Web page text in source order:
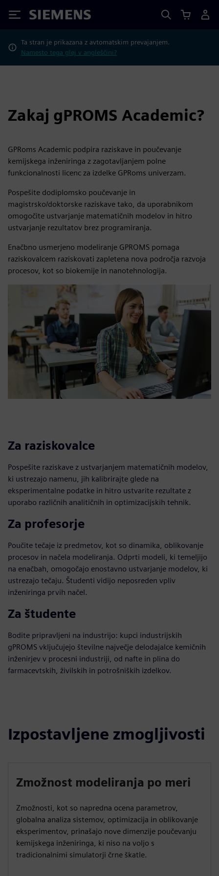
Siemens
Ta stran je prikazana z avtomatskim prevajanjem.
Namesto tega glej v angleščini?
Zakaj gPROMS Academic?
GPRoms Academic podpira raziskave in poučevanje
kemijskega inženiringa z zagotavljanjem polne
funkcionalnosti licenc za izdelke GPRoms univerzam.
Pospešite dodiplomsko poučevanje in
magistrsko/doktorske raziskave tako, da uporabnikom
omogočite ustvarjanje matematičnih modelov in hitro
ustvarjanje rezultatov brez programiranja.
Enačbno usmerjeno modeliranje GPROMS pomaga
raziskovalcem raziskovati zapletena nova področja razvoja
procesov, kot so biokemije in nanotehnologija.
Za raziskovalce
Pospešite raziskave z ustvarjanjem matematičnih modelov,
ki ustrezajo namenu, jih kalibrirajte glede na
eksperimentalne podatke in hitro ustvarite rezultate z
uporabo različnih analitičnih in optimizacijskih tehnik.
Za profesorje
Poučite tečaje iz predmetov, kot so dinamika, oblikovanje
procesov in načela modeliranja. Odprti modeli, ki temeljijo
na enačbah, omogočajo enostavno ustvarjanje modelov, ki
ustrezajo tečaju. Študenti vidijo neposreden vpliv
inženiringa prvih načel.
Za študente
Bodite pripravljeni na industrijo: kupci industrijskih
gPROMS vključujejo številne največje delodajalce kemičnih
inženirjev v procesni industriji, od nafte in plina do
farmacevtskih, živilskih in potrošniških izdelkov.
Izpostavljene zmogljivosti
Zmožnost modeliranja po meri
Zmožnosti, kot so napredna ocena parametrov,
globalna analiza sistemov, optimizacija in oblikovanje
eksperimentov, prinašajo nove dimenzije poučevanju
kemijskega inženiringa, ki niso na voljo s
tradicionalnimi simulatorji črne škatle.